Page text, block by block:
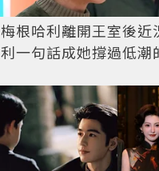
梅根哈利離開王室後近
利一句話成她撐過低潮